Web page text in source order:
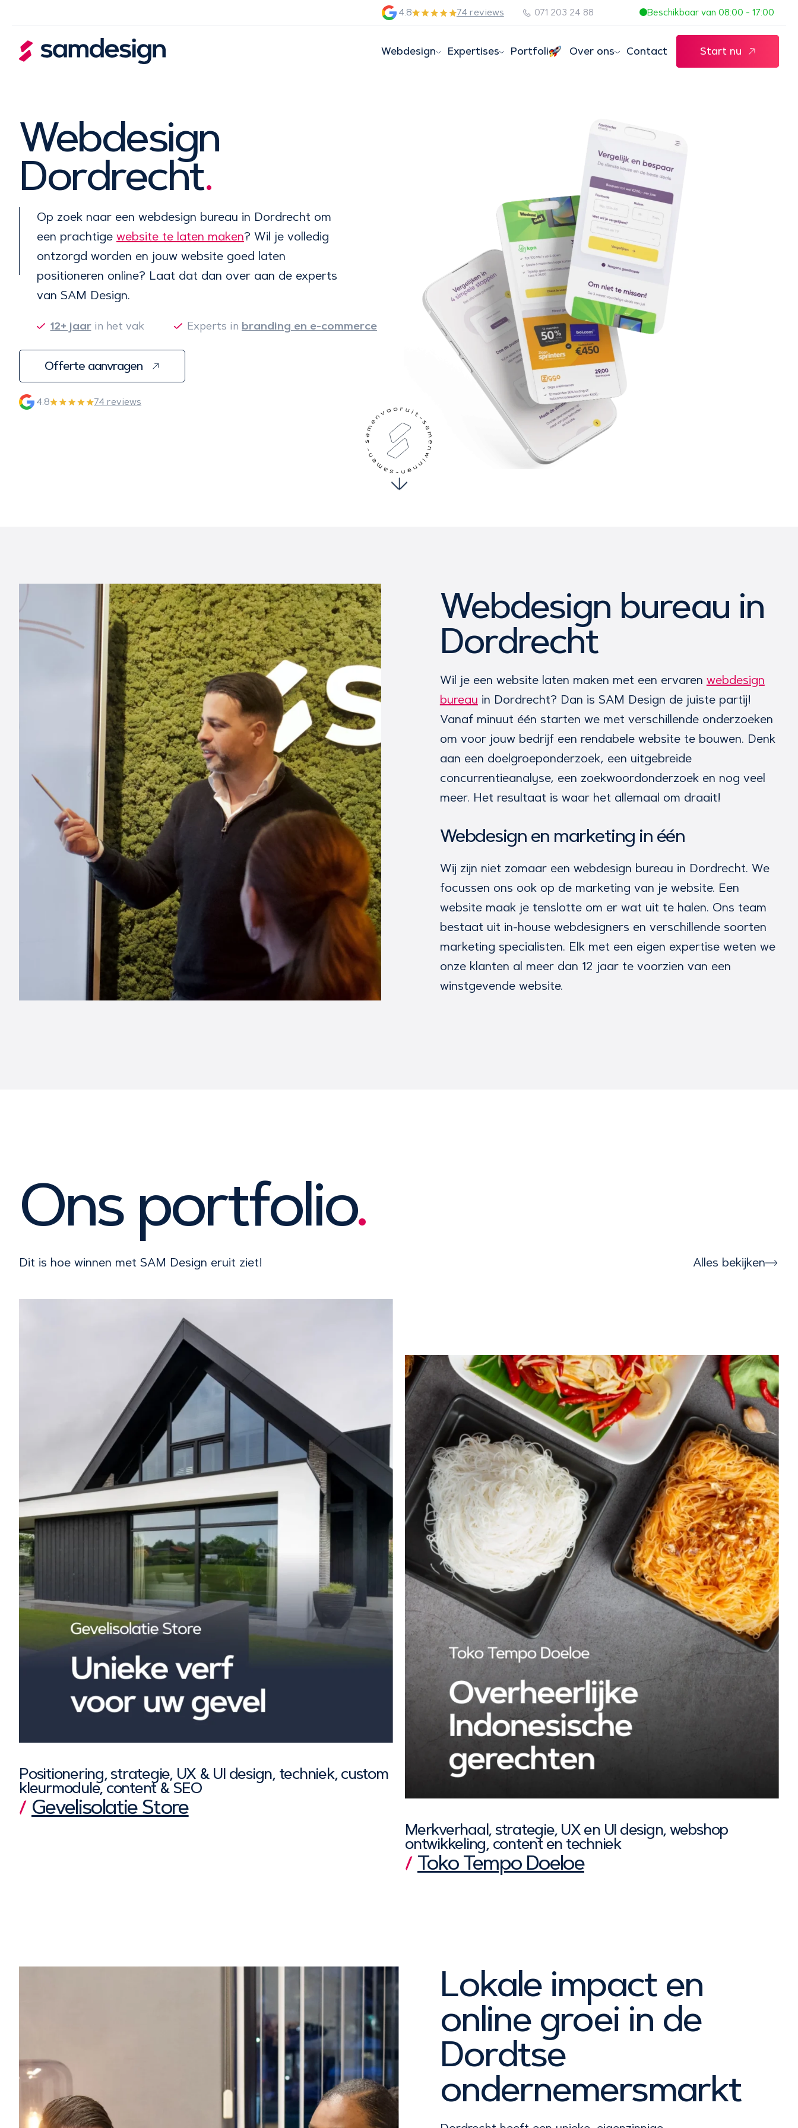
4.8 74 reviews 071 203 24 88 Beschikbaar van 08:00 - 17:00
Webdesign Expertises Portfolio Over ons Contact Start nu
Webdesign
Dordrecht.
Op zoek naar een webdesign bureau in Dordrecht om
een prachtige website te laten maken? Wil je volledig
ontzorgd worden en jouw website goed laten
positioneren online? Laat dat dan over aan de experts
van SAM Design.
12+ jaarin het vak Experts in branding en e-commerce
Offerte aanvragen
4.8 74 reviews
Webdesign bureau in
Dordrecht
Wil je een website laten maken met een ervaren webdesign
bureau in Dordrecht? Dan is SAM Design de juiste partij!
Vanaf minuut één starten we met verschillende onderzoeken
om voor jouw bedrijf een rendabele website te bouwen. Denk
aan een doelgroeponderzoek, een uitgebreide
concurrentieanalyse, een zoekwoordonderzoek en nog veel
meer. Het resultaat is waar het allemaal om draait!
Webdesign en marketing in één
Wij zijn niet zomaar een webdesign bureau in Dordrecht. We
focussen ons ook op de marketing van je website. Een
website maak je tenslotte om er wat uit te halen. Ons team
bestaat uit in-house webdesigners en verschillende soorten
marketing specialisten. Elk met een eigen expertise weten we
onze klanten al meer dan 12 jaar te voorzien van een
winstgevende website.
Ons portfolio.
Dit is hoe winnen met SAM Design eruit ziet! Alles bekijken
Positionering, strategie, UX & UI design, techniek, custom
kleurmodule, content & SEO
Gevelisolatie Store
Merkverhaal, strategie, UX en UI design, webshop
ontwikkeling, content en techniek
Toko Tempo Doeloe
Lokale impact en
online groei in de
Dordtse
ondernemersmarkt